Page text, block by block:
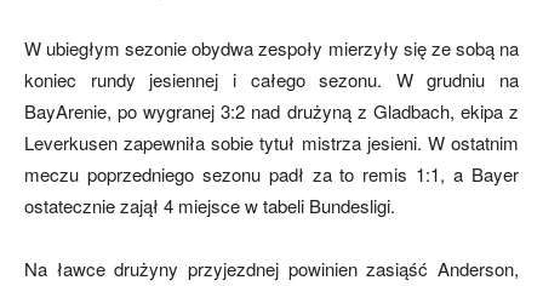
(transfery,
W ubiegłym sezonie obydwa zespoły mierzyły się ze sobą na
koniec rundy jesiennej i całego sezonu. W grudniu na
BayArenie, po wygranej 3:2 nad drużyną z Gladbach, ekipa z
Leverkusen zapewniła sobie tytuł mistrza jesieni. W ostatnim
meczu poprzedniego sezonu padł za to remis 1:1, a Bayer
ostatecznie zajął 4 miejsce w tabeli Bundesligi.
Na ławce drużyny przyjezdnej powinien zasiąść Anderson,